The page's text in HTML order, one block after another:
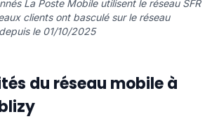
La Poste Mobile utilisent le réseau SFR
clients ont basculé sur le réseau
le 01/10/2025
du réseau mobile à